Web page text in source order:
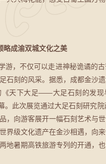
成渝双城文化之美
，不仅可以走进神秘诡谲的古
石刻的风采。据悉，成都金沙
《天下大足——大足石刻的发现
。此次展览通过大足石刻研究院
，向游客展开一幅石刻艺术与
界级文化遗产在金沙相遇，向
地暑期高铁旅游专列的开通，